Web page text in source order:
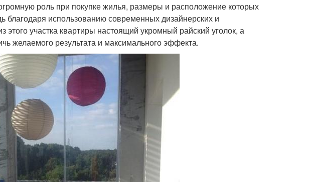
роль при покупке жилья, размеры и расположение которых
благодаря использованию современных дизайнерских и
этого участка квартиры настоящий укромный райский уголок, а
желаемого результата и максимального эффекта.